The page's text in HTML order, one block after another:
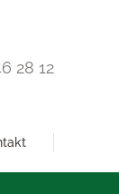
28 12